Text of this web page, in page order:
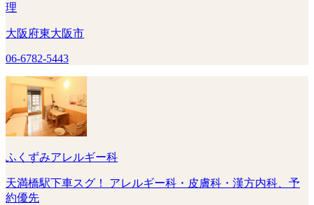
理
大阪府東大阪市
06-6782-5443
ふくずみアレルギー科
天満橋駅下車スグ！ アレルギー科・皮膚科・漢方内科、予
約優先